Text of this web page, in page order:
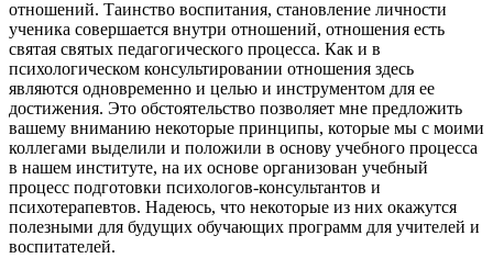
отношений. Таинство воспитания, становление личности
ученика совершается внутри отношений, отношения есть
святая святых педагогического процесса. Как и в
психологическом консультировании отношения здесь
являются одновременно и целью и инструментом для ее
достижения. Это обстоятельство позволяет мне предложить
вашему вниманию некоторые принципы, которые мы с моими
коллегами выделили и положили в основу учебного процесса
в нашем институте, на их основе организован учебный
процесс подготовки психологов-консультантов и
психотерапевтов. Надеюсь, что некоторые из них окажутся
полезными для будущих обучающих программ для учителей и
воспитателей.